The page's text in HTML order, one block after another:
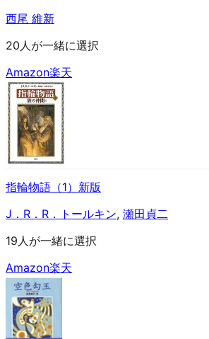
西尾 維新
20人が一緒に選択
Amazon楽天
指輪物語（1）新版
J．R．R．トールキン, 瀬田貞二
19人が一緒に選択
Amazon楽天